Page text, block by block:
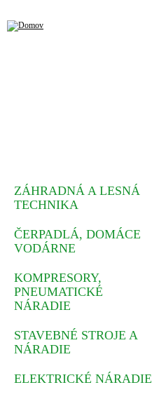
ZÁHRADNÁ A LESNÁ
TECHNIKA
ČERPADLÁ, DOMÁCE
VODÁRNE
KOMPRESORY,
PNEUMATICKÉ
NÁRADIE
STAVEBNÉ STROJE A
NÁRADIE
ELEKTRICKÉ NÁRADIE